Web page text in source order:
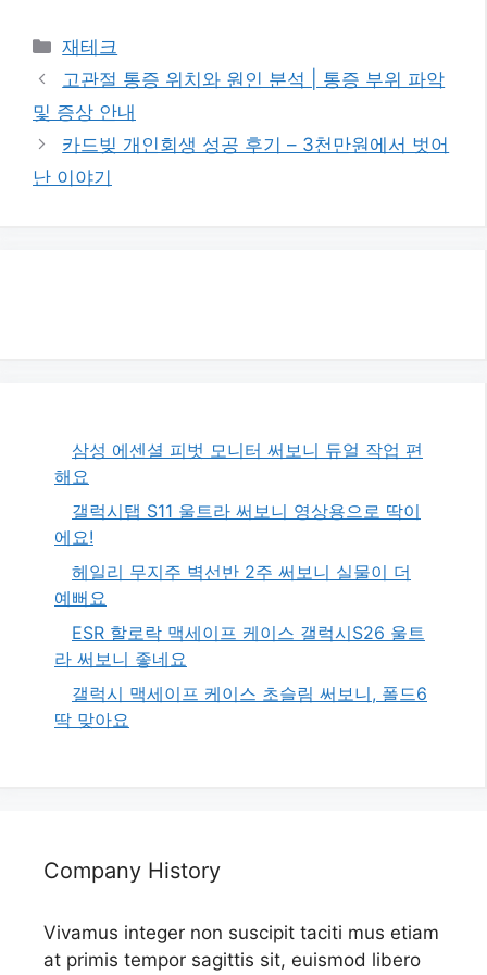
카
테
리
재테크
고관절 통증 위치와 원인 분석 | 통증 부위 파악
및 증상 안내
카드빚 개인회생 성공 후기 – 3천만원에서 벗어
난 이야기
삼성 에센셜 피벗 모니터 써보니 듀얼 작업 편
해요
갤럭시탭 S11 울트라 써보니 영상용으로 딱이
에요!
헤일리 무지주 벽선반 2주 써보니 실물이 더
예뻐요
ESR 할로락 맥세이프 케이스 갤럭시S26 울트
라 써보니 좋네요
갤럭시 맥세이프 케이스 초슬림 써보니, 폴드6
딱 맞아요
Company History
Vivamus integer non suscipit taciti mus etiam
at primis tempor sagittis sit, euismod libero